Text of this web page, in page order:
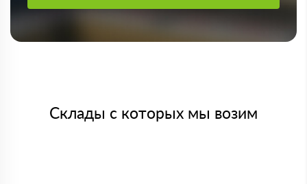
Склады с которых мы возим